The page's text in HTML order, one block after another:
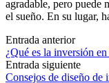
agradable, pero puede
el sueño. En su lugar,
Navegación
de
las
Entrada anterior
¿Qué es la inversión
Entrada siguiente
Consejos de diseño de